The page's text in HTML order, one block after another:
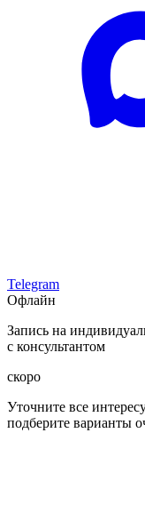
Telegram
Офлайн
Запись на
с консультантом
скоро
Уточните все
подберите варианты